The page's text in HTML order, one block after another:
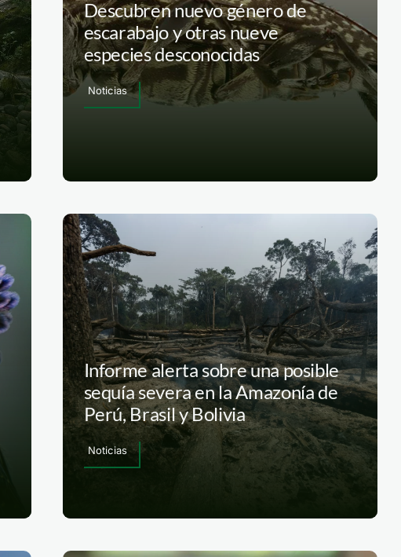
Descubren nuevo género de
escarabajo y otras nueve
especies desconocidas
Noticias
Informe alerta sobre una posible
sequía severa en la Amazonía de
Perú, Brasil y Bolivia
Noticias